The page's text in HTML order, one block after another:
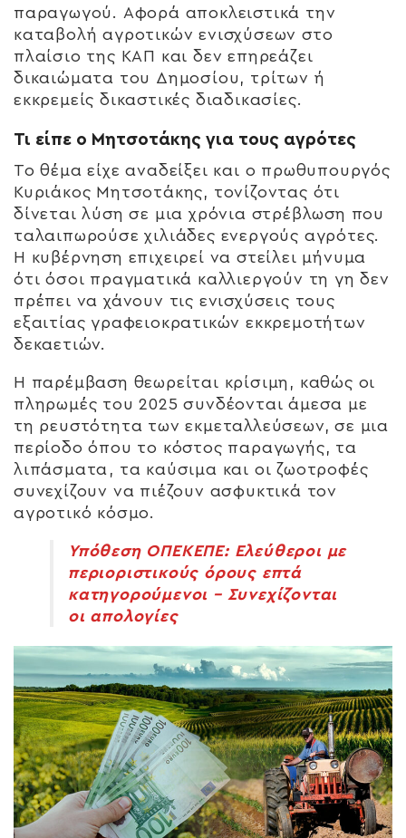
παραγωγού. Αφορά αποκλειστικά την
καταβολή αγροτικών ενισχύσεων στο
πλαίσιο της ΚΑΠ και δεν επηρεάζει
δικαιώματα του Δημοσίου, τρίτων ή
εκκρεμείς δικαστικές διαδικασίες.
Τι είπε ο Μητσοτάκης για τους αγρότες
Το θέμα είχε αναδείξει και ο πρωθυπουργός
Κυριάκος Μητσοτάκης, τονίζοντας ότι
δίνεται λύση σε μια χρόνια στρέβλωση που
ταλαιπωρούσε χιλιάδες ενεργούς αγρότες.
Η κυβέρνηση επιχειρεί να στείλει μήνυμα
ότι όσοι πραγματικά καλλιεργούν τη γη δεν
πρέπει να χάνουν τις ενισχύσεις τους
εξαιτίας γραφειοκρατικών εκκρεμοτήτων
δεκαετιών.
Η παρέμβαση θεωρείται κρίσιμη, καθώς οι
πληρωμές του 2025 συνδέονται άμεσα με
τη ρευστότητα των εκμεταλλεύσεων, σε μια
περίοδο όπου το κόστος παραγωγής, τα
λιπάσματα, τα καύσιμα και οι ζωοτροφές
συνεχίζουν να πιέζουν ασφυκτικά τον
αγροτικό κόσμο.
Υπόθεση ΟΠΕΚΕΠΕ: Ελεύθεροι με
περιοριστικούς όρους επτά
κατηγορούμενοι – Συνεχίζονται
οι απολογίες